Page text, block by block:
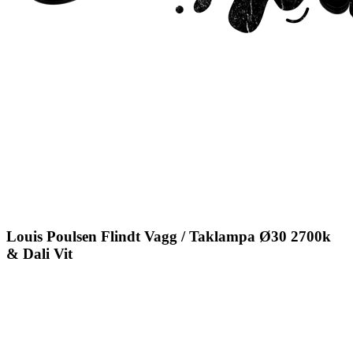
Louis Poulsen Flindt Vagg / Taklampa Ø30 2700k
& Dali Vit